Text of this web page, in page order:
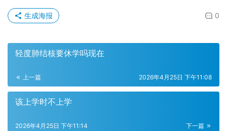
0
生成海报
轻度肺结核要休学吗现在
上一篇 2026年4月25日 下午11:08
该上学时不上学
下一篇
2026年4月25日 下午11:14